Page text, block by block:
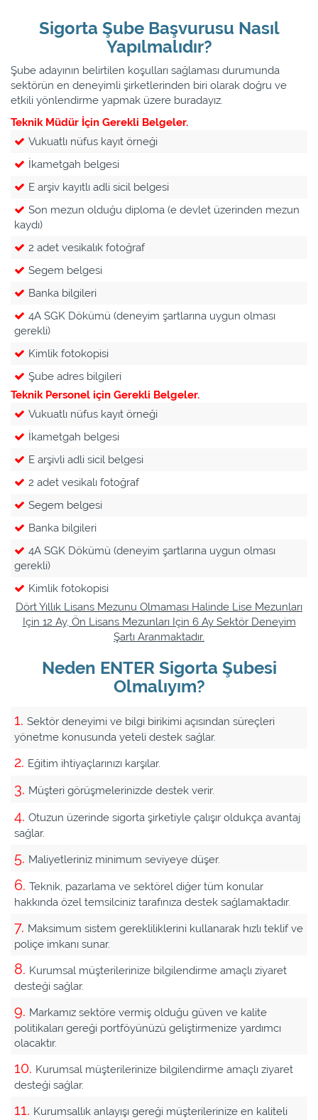
Sigorta Şube Başvurusu Nasıl
Yapılmalıdır?
Şube adayının belirtilen koşulları sağlaması durumunda
sektörün en deneyimli şirketlerinden biri olarak doğru ve
etkili yönlendirme yapmak üzere buradayız.
Teknik Müdür İçin Gerekli Belgeler.
Vukuatlı nüfus kayıt örneği
İkametgah belgesi
E arşiv kayıtlı adli sicil belgesi
Son mezun olduğu diploma (e devlet üzerinden mezun
kaydı)
2 adet vesikalık fotoğraf
Segem belgesi
Banka bilgileri
4A SGK Dökümü (deneyim şartlarına uygun olması
gerekli)
Kimlik fotokopisi
Şube adres bilgileri
Teknik Personel için Gerekli Belgeler.
Vukuatlı nüfus kayıt örneği
İkametgah belgesi
E arşivli adli sicil belgesi
2 adet vesikalı fotoğraf
Segem belgesi
Banka bilgileri
4A SGK Dökümü (deneyim şartlarına uygun olması
gerekli)
Kimlik fotokopisi
Dört Yıllık Lisans Mezunu Olmaması Halinde Lise Mezunları
Için 12 Ay, Ön Lisans Mezunları Için 6 Ay Sektör Deneyim
Şartı Aranmaktadır.
Neden ENTER Sigorta Şubesi
Olmalıyım?
Sektör deneyimi ve bilgi birikimi açısından süreçleri
yönetme konusunda yeteli destek sağlar.
Eğitim ihtiyaçlarınızı karşılar.
Müşteri görüşmelerinizde destek verir.
Otuzun üzerinde sigorta şirketiyle çalışır oldukça avantaj
sağlar.
Maliyetleriniz minimum seviyeye düşer.
Teknik, pazarlama ve sektörel diğer tüm konular
hakkında özel temsilciniz tarafınıza destek sağlamaktadır.
Maksimum sistem gerekliliklerini kullanarak hızlı teklif ve
poliçe imkanı sunar.
Kurumsal müşterilerinize bilgilendirme amaçlı ziyaret
desteği sağlar.
Markamız sektöre vermiş olduğu güven ve kalite
politikaları gereği portföyünüzü geliştirmenize yardımcı
olacaktır.
Kurumsal müşterilerinize bilgilendirme amaçlı ziyaret
desteği sağlar.
Kurumsallık anlayışı gereği müşterilerinize en kaliteli